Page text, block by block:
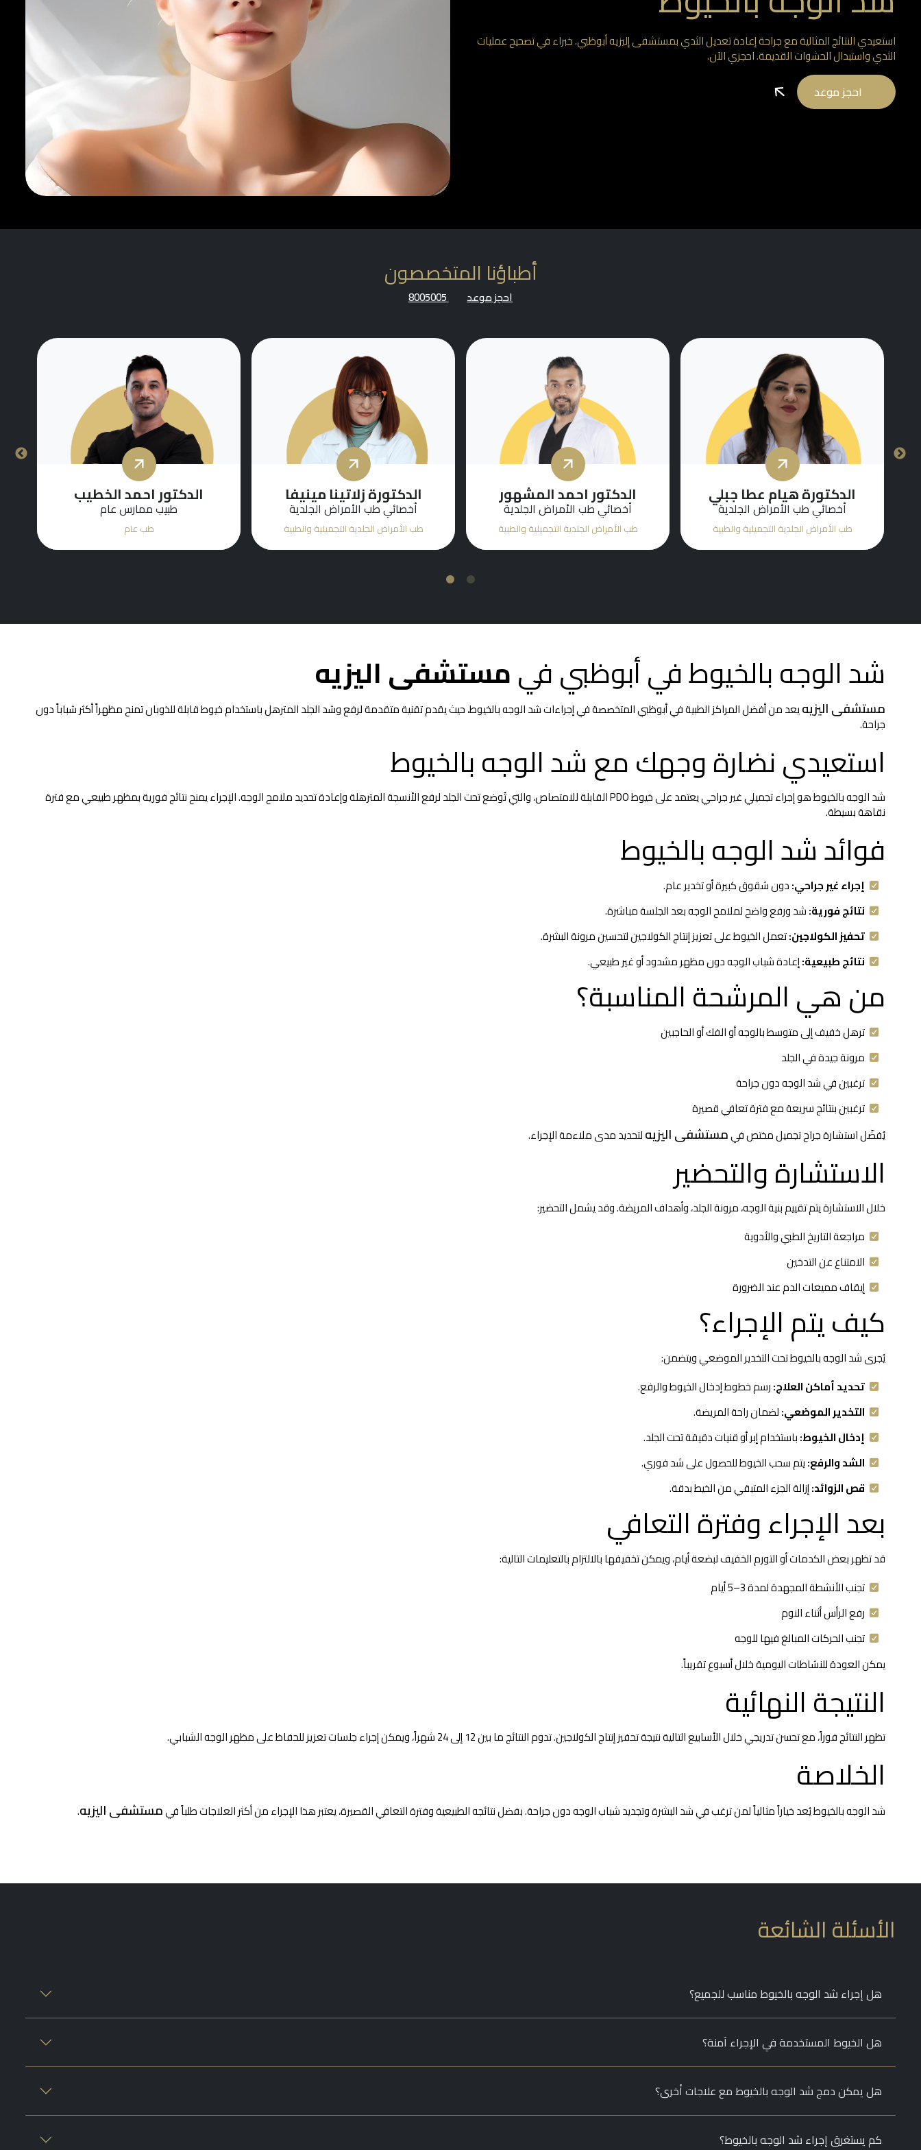
استعيدي النتائج المثالية مع جراحة إعادة تعديل الثدي بمستشفى إليزيه أبوظبي. خبراء في تصحيح عمليات
الثدي واستبدال الحشوات القديمة. احجزي الآن.
احجز موعد
أطباؤنا المتخصصون
احجز موعد 8005005
الدكتور ساندرو سيسيليو
فورياني
أخصائي طب الأمراض الجلدية
طب الأمراض الجلدية التجميلية والطبية
الدكتور عبدالقادر رامو
طبيب ممارس عام
طب الأمراض الجلدية التجميلية والطبية
الدكتورة هيام عطا جبلي
أخصائي طب الأمراض الجلدية
طب الأمراض الجلدية التجميلية والطبية
الدكتور احمد المشهور
أخصائي طب الأمراض الجلدية
طب الأمراض الجلدية التجميلية والطبية
1
2
شد الوجه بالخيوط في أبوظبي فيمستشفى اليزيه
مستشفى اليزيهيعد من أفضل المراكز الطبية في أبوظبي المتخصصة في إجراءات شد الوجه بالخيوط، حيث يقدم تقنية متقدمة لرفع وشد الجلد المترهل باستخدام خيوط قابلة للذوبان تمنح مظهراً أكثر شباباً دون
جراحة.
استعيدي نضارة وجهك مع شد الوجه بالخيوط
شد الوجه بالخيوط هو إجراء تجميلي غير جراحي يعتمد على خيوط PDO القابلة للامتصاص، والتي تُوضع تحت الجلد لرفع الأنسجة المترهلة وإعادة تحديد ملامح الوجه. الإجراء يمنح نتائج فورية بمظهر طبيعي مع فترة
نقاهة بسيطة.
فوائد شد الوجه بالخيوط
إجراء غير جراحي:دون شقوق كبيرة أو تخدير عام.
نتائج فورية:شد ورفع واضح لملامح الوجه بعد الجلسة مباشرة.
تحفيز الكولاجين:تعمل الخيوط على تعزيز إنتاج الكولاجين لتحسين مرونة البشرة.
نتائج طبيعية:إعادة شباب الوجه دون مظهر مشدود أو غير طبيعي.
من هي المرشحة المناسبة؟
ترهل خفيف إلى متوسط بالوجه أو الفك أو الحاجبين
مرونة جيدة في الجلد
ترغبين في شد الوجه دون جراحة
ترغبين بنتائج سريعة مع فترة تعافي قصيرة
يُفضّل استشارة جراح تجميل مختص فيمستشفى اليزيهلتحديد مدى ملاءمة الإجراء.
الاستشارة والتحضير
خلال الاستشارة يتم تقييم بنية الوجه، مرونة الجلد، وأهداف المريضة. وقد يشمل التحضير:
مراجعة التاريخ الطبي والأدوية
الامتناع عن التدخين
إيقاف مميعات الدم عند الضرورة
كيف يتم الإجراء؟
يُجرى شد الوجه بالخيوط تحت التخدير الموضعي ويتضمن:
تحديد أماكن العلاج:رسم خطوط إدخال الخيوط والرفع.
التخدير الموضعي:لضمان راحة المريضة.
إدخال الخيوط:باستخدام إبر أو قنيات دقيقة تحت الجلد.
الشد والرفع:يتم سحب الخيوط للحصول على شد فوري.
قص الزوائد:إزالة الجزء المتبقي من الخيط بدقة.
بعد الإجراء وفترة التعافي
قد تظهر بعض الكدمات أو التورم الخفيف لبضعة أيام، ويمكن تخفيفها بالالتزام بالتعليمات التالية:
تجنب الأنشطة المجهدة لمدة 3–5 أيام
رفع الرأس أثناء النوم
تجنب الحركات المبالغ فيها للوجه
يمكن العودة للنشاطات اليومية خلال أسبوع تقريباً.
النتيجة النهائية
تظهر النتائج فوراً، مع تحسن تدريجي خلال الأسابيع التالية نتيجة تحفيز إنتاج الكولاجين. تدوم النتائج ما بين 12 إلى 24 شهراً، ويمكن إجراء جلسات تعزيز للحفاظ على مظهر الوجه الشبابي.
الخلاصة
شد الوجه بالخيوط يُعد خياراً مثالياً لمن ترغب في شد البشرة وتجديد شباب الوجه دون جراحة. بفضل نتائجه الطبيعية وفترة التعافي القصيرة، يعتبر هذا الإجراء من أكثر العلاجات طلباً فيمستشفى اليزيه.
الأسئلة الشائعة
هل إجراء شد الوجه بالخيوط مناسب للجميع؟
هل الخيوط المستخدمة في الإجراء آمنة؟
هل يمكن دمج شد الوجه بالخيوط مع علاجات أخرى؟
كم يستغرق إجراء شد الوجه بالخيوط؟